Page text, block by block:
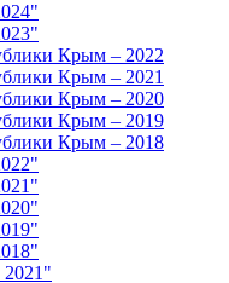
Крым – 2022
Крым – 2021
Крым – 2020
Крым – 2019
Крым – 2018
2021"